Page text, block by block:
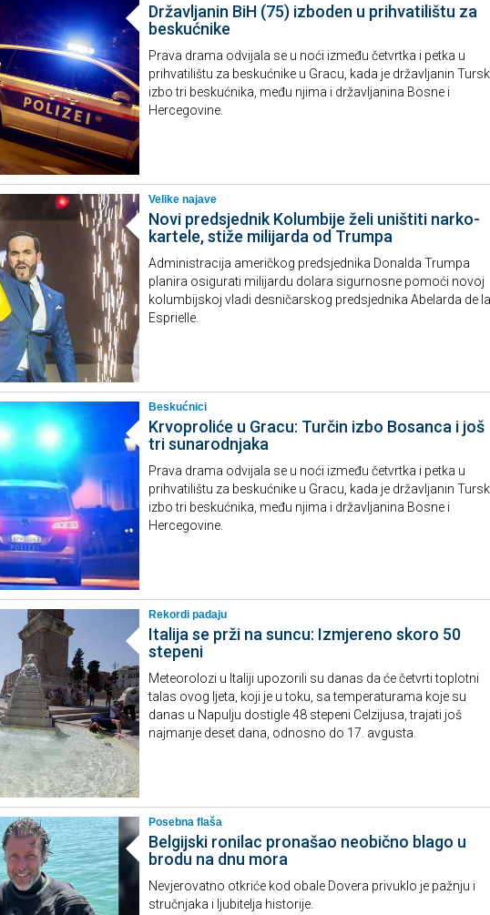
Državljanin BiH (75) izboden u prihvatilištu za
beskućnike
Prava drama odvijala se u noći između četvrtka i petka u
prihvatilištu za beskućnike u Gracu, kada je državljanin
izbo tri beskućnika, među njima i državljanina Bosne i
Hercegovine.
Velike najave
Novi predsjednik Kolumbije želi uništiti narko-
kartele, stiže milijarda od Trumpa
Administracija američkog predsjednika Donalda Trumpa
planira osigurati milijardu dolara sigurnosne pomoći novoj
kolumbijskoj vladi desničarskog predsjednika Abelarda de la
Esprielle.
Beskućnici
Krvoproliće u Gracu: Turčin izbo Bosanca i još
tri sunarodnjaka
Prava drama odvijala se u noći između četvrtka i petka u
prihvatilištu za beskućnike u Gracu, kada je državljanin
izbo tri beskućnika, među njima i državljanina Bosne i
Hercegovine.
Rekordi padaju
Italija se prži na suncu: Izmjereno skoro 50
stepeni
Meteorolozi u Italiji upozorili su danas da će četvrti toplotni
talas ovog ljeta, koji je u toku, sa temperaturama koje su
danas u Napulju dostigle 48 stepeni Celzijusa, trajati još
najmanje deset dana, odnosno do 17. avgusta.
Posebna flaša
Belgijski ronilac pronašao neobično blago u
brodu na dnu mora
Nevjerovatno otkriće kod obale Dovera privuklo je pažnju i
stručnjaka i ljubitelja historije.